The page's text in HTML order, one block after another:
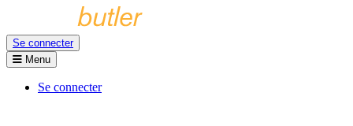
Se connecter
Menu
Se connecter